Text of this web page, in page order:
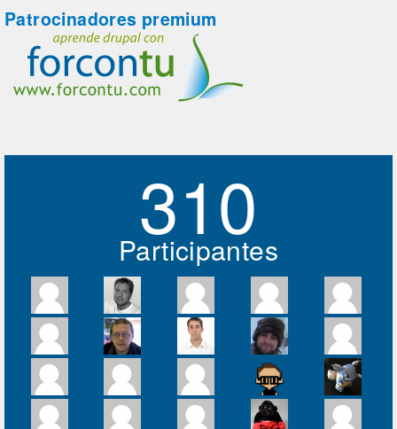
Patrocinadores premium
310
Participantes